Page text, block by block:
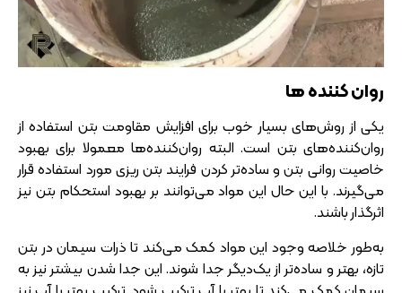
روان‌ کننده‌ ها
یکی از روش‌های بسیار خوب برای افزایش مقاومت بتن استفاده از
روان‌کننده‌های بتن است. البته روان‌کننده‌ها معمولا برای بهبود
خاصیت روانی بتن و ساده‌تر کردن فرایند بتن ریزی مورد استفاده قرار
می‌گیرند. با این حال این مواد می‌توانند بر بهبود استحکام بتن نیز
اثرگذار باشند.
به‌طور خلاصه وجود این مواد کمک می‌کند تا ذرات سیمان در بتن
تازه، بهتر و ساده‌تر از یک‌دیگر جدا شوند. این جدا شدن بیشتر نیز به